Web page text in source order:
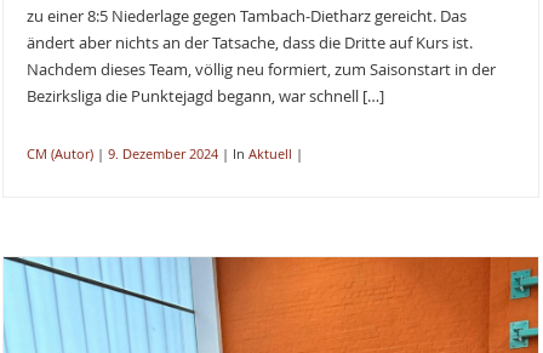
zu einer 8:5 Niederlage gegen Tambach-Dietharz gereicht. Das
ändert aber nichts an der Tatsache, dass die Dritte auf Kurs ist.
Nachdem dieses Team, völlig neu formiert, zum Saisonstart in der
Bezirksliga die Punktejagd begann, war schnell […]
CM (Autor)| 9. Dezember 2024| In Aktuell |